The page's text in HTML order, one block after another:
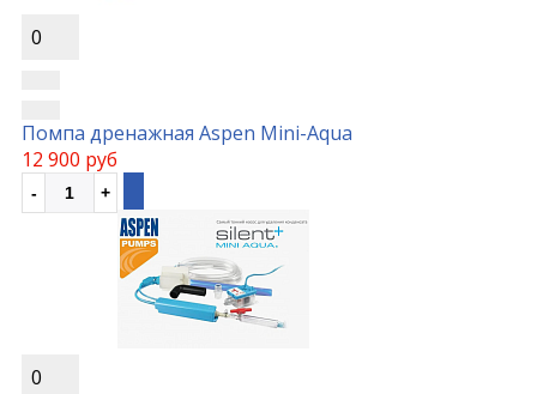
0
Помпа дренажная Aspen Mini-Aqua
12 900 руб
0